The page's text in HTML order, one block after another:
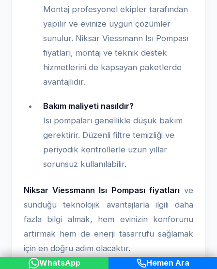
WhatsApp Hemen Ara
Montaj profesyonel ekipler tarafından
yapılır ve evinize uygun çözümler
sunulur. Niksar Viessmann Isı Pompası
fiyatları, montaj ve teknik destek
hizmetlerini de kapsayan paketlerde
avantajlıdır.
Bakım maliyeti nasıldır?
Isı pompaları genellikle düşük bakım
gerektirir. Düzenli filtre temizliği ve
periyodik kontrollerle uzun yıllar
sorunsuz kullanılabilir.
Niksar Viessmann Isı Pompası fiyatlarıve
sunduğu teknolojik avantajlarla ilgili daha
fazla bilgi almak, hem evinizin konforunu
artırmak hem de enerji tasarrufu sağlamak
için en doğru adım olacaktır.